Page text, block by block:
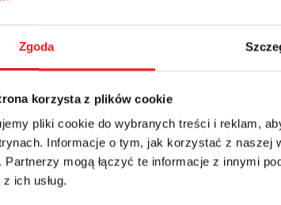
Zgoda
korzysta z plików cookie
pliki cookie do wybranych treści i reklam,
Informacje o tym, jak korzystać z naszej
Partnerzy mogą łączyć te informacje z innymi
ich usług.
28.17zł + 23% VAT